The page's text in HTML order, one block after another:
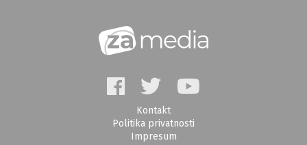
Kontakt
Politika privatnosti
Impresum